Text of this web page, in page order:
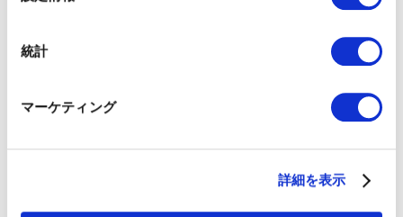
統計
マーケティング
詳細を表示
仮定が社内で共有されていない
といった課題を抱えており、これでは本来の先回り的アプロー
その模範例として紹介されたのが、State Farm Insurance社の
四半期ごとに
顧客や業界への影響トピックをまとめ、HR・法務など社内各部門と